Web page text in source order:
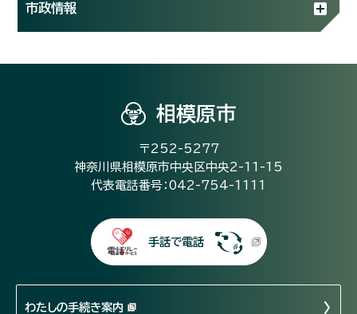
市政情報
相模原市
〒252-5277
神奈川県相模原市中央区中央2-11-15
代表電話番号：042-754-1111
手話で電話
わたしの手続き案内